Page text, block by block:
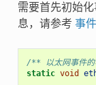
需要首先初始
息，请参考 事
/** 以太网事件
static void